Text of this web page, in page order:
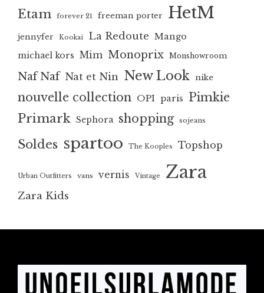
Etam forever 21 freeman porter HetM
jennyfer Kookai La Redoute Mango
michael kors Mim Monoprix Monshowroom
Naf Naf Nat et Nin New Look nike
nouvelle collection OPI paris Pimkie
Primark Sephora shopping sojeans
Soldes spartoo The Kooples Topshop
Urban Outfitters vans vernis Vintage Zara
Zara Kids